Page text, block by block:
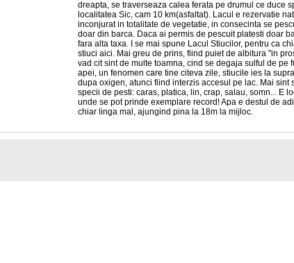
dreapta, se traverseaza calea ferata pe drumul ce duce
localitatea Sic, cam 10 km(asfaltat). Lacul e rezervatie
inconjurat in totalitate de vegetatie, in consecinta se
doar din barca. Daca ai permis de pescuit platesti doar
fara alta taxa. I se mai spune Lacul Stiucilor, pentru ca
stiuci aici. Mai greu de prins, fiind puiet de albitura "in
vad cit sint de multe toamna, cind se degaja sulful de pe
apei, un fenomen care tine citeva zile, stiucile ies la
dupa oxigen, atunci fiind interzis accesul pe lac. Mai sint
specii de pesti: caras, platica, lin, crap, salau, somn... E
unde se pot prinde exemplare record! Apa e destul de
chiar linga mal, ajungind pina la 18m la mijloc.